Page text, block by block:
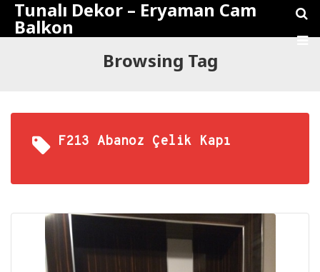
Tunalı Dekor – Eryaman Cam
Balkon
Browsing Tag
F213 Abanoz Çelik Kapı